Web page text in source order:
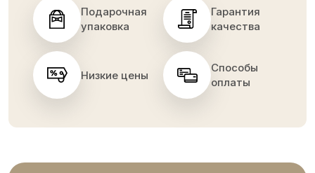
Подарочная
упаковка
Гарантия
качества
Низкие цены
Способы
оплаты